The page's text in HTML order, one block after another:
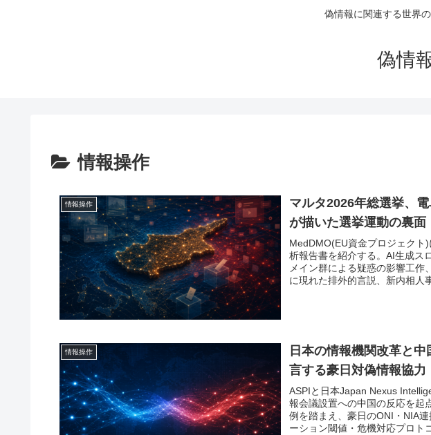
偽情報に関連する世界
偽情
情報操作
情報操作
マルタ2026年総選挙、
が描いた選挙運動の裏面
MedDMO(EU資金プロジェクト
析報告書を紹介する。AI生成ス
メイン群による疑惑の影響工作
に現れた排外的言説、新内相人
情報操作
日本の情報機関改革と
言する豪日対偽情報協力
ASPIと日本Japan Nexus
報会議設置への中国の反応を起
例を踏まえ、豪日のONI・NIA
ーション閾値・危機対応プロト